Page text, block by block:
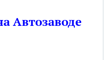
Автозаводе